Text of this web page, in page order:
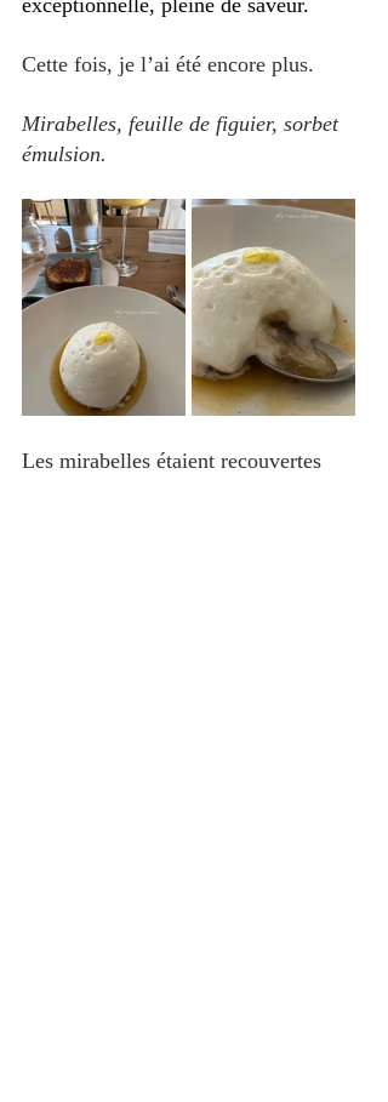
Cette fois, je l’ai été encore plus.
Mirabelles, feuille de figuier, sorbet
émulsion.
Les mirabelles étaient recouvertes